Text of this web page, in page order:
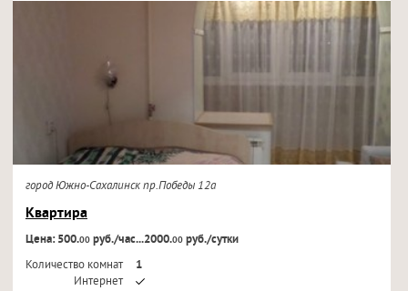
город Южно-Сахалинск пр.Победы 12а
Квартира
Цена: 500.00руб./час...2000.00руб./сутки
Количество комнат
1
Интернет